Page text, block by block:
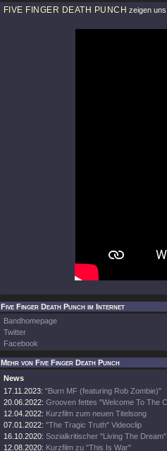
FIVE FINGER DEATH PUNCH zeigen
Five Finger Death Punch im Internet
Bandhomepage
Twitter
Facebook
Mehr von Five Finger Death Punch
News
17.11.2023: "Burn MF (featuring Rob Zombie)"
20.06.2022: Grooven fettes "Welcome To The
12.04.2022: Kurzfilm zum neuen Titelsong
07.01.2022: "The Tragic Truth" Videoclip
16.10.2020: Sozialkritischer "Living The
12.08.2020: Kurzfilm zu "This Is War"